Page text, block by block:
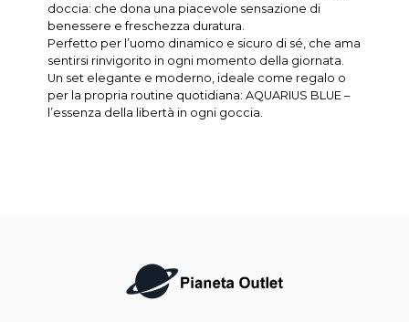
doccia: che dona una piacevole sensazione di
benessere e freschezza duratura.
Perfetto per l’uomo dinamico e sicuro di sé, che ama
sentirsi rinvigorito in ogni momento della giornata.
Un set elegante e moderno, ideale come regalo o
per la propria routine quotidiana: AQUARIUS BLUE –
l’essenza della libertà in ogni goccia.